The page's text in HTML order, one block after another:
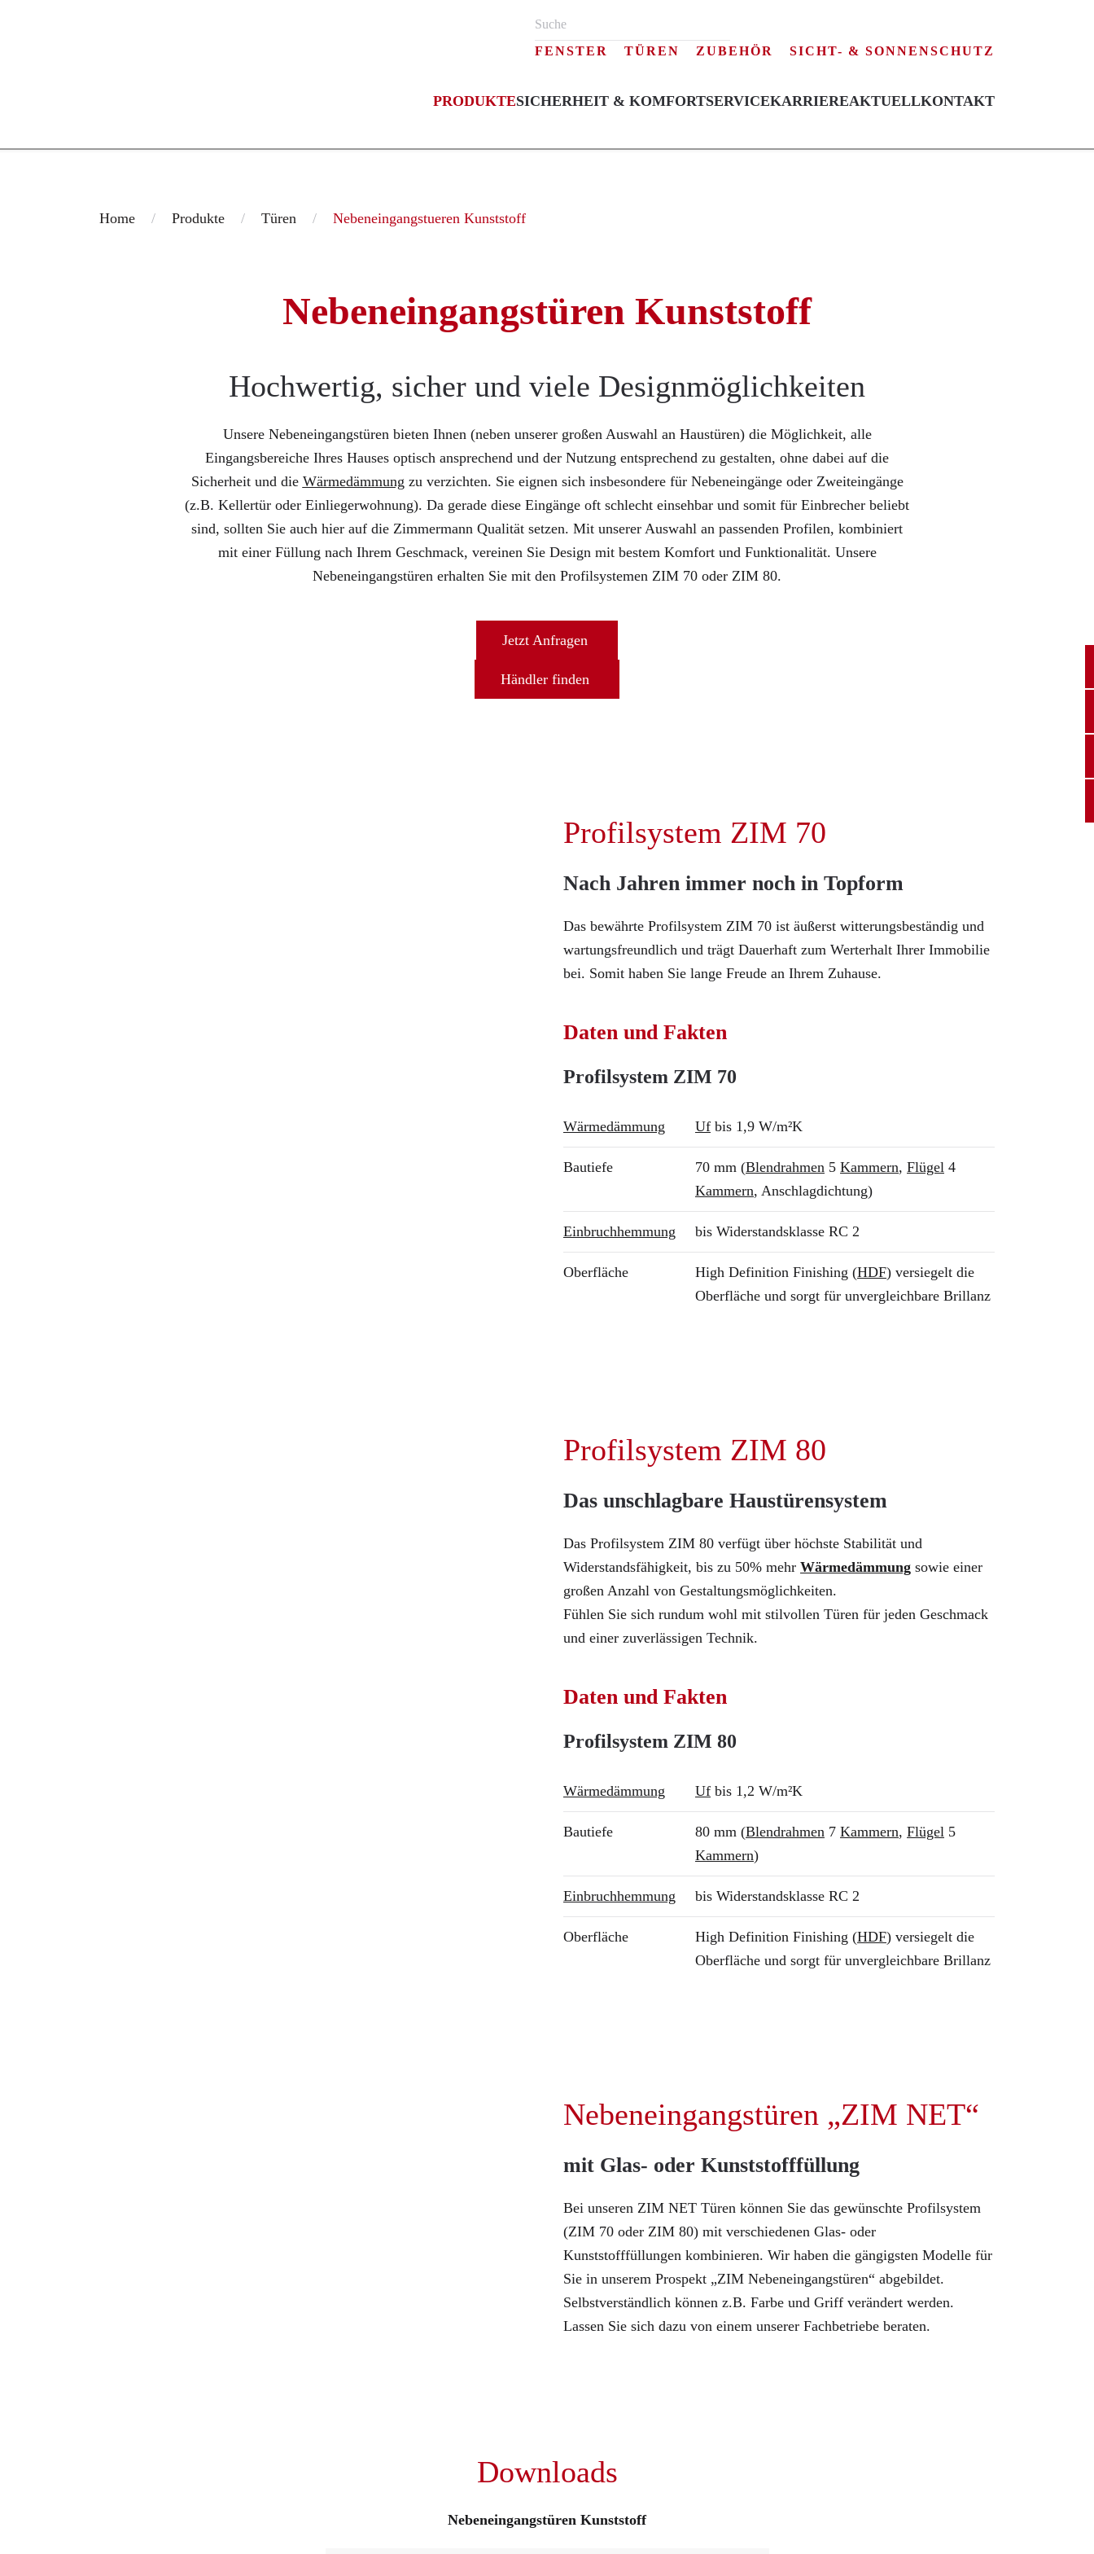
FENSTER TÜREN ZUBEHÖR SICHT- & SONNENSCHUTZ
PRODUKTESICHERHEIT & KOMFORTSERVICEKARRIEREAKTUELLKONTAKT
Home Produkte Türen Nebeneingangstueren Kunststoff
Nebeneingangstüren Kunststoff
Hochwertig, sicher und viele Designmöglichkeiten
Unsere Nebeneingangstüren bieten Ihnen (neben unserer großen Auswahl an Haustüren) die Möglichkeit, alle
Eingangsbereiche Ihres Hauses optisch ansprechend und der Nutzung entsprechend zu gestalten, ohne dabei auf die
Sicherheit und die Wärmedämmung zu verzichten. Sie eignen sich insbesondere für Nebeneingänge oder Zweiteingänge
(z.B. Kellertür oder Einliegerwohnung). Da gerade diese Eingänge oft schlecht einsehbar und somit für Einbrecher beliebt
sind, sollten Sie auch hier auf die Zimmermann Qualität setzen. Mit unserer Auswahl an passenden Profilen, kombiniert
mit einer Füllung nach Ihrem Geschmack, vereinen Sie Design mit bestem Komfort und Funktionalität. Unsere
Nebeneingangstüren erhalten Sie mit den Profilsystemen ZIM 70 oder ZIM 80.
Jetzt Anfragen
Händler finden
Profilsystem ZIM 70
Nach Jahren immer noch in Topform
Das bewährte Profilsystem ZIM 70 ist äußerst witterungsbeständig und
wartungsfreundlich und trägt Dauerhaft zum Werterhalt Ihrer Immobilie
bei. Somit haben Sie lange Freude an Ihrem Zuhause.
Daten und Fakten
Profilsystem ZIM 70
Wärmedämmung Uf bis 1,9 W/m²K
Bautiefe 70 mm (Blendrahmen 5 Kammern, Flügel 4
Kammern, Anschlagdichtung)
Einbruchhemmung bis Widerstandsklasse RC 2
Oberfläche High Definition Finishing (HDF) versiegelt die
Oberfläche und sorgt für unvergleichbare Brillanz
Profilsystem ZIM 80
Das unschlagbare Haustürensystem
Das Profilsystem ZIM 80 verfügt über höchste Stabilität und
Widerstandsfähigkeit, bis zu 50% mehr Wärmedämmung sowie einer
großen Anzahl von Gestaltungsmöglichkeiten.
Fühlen Sie sich rundum wohl mit stilvollen Türen für jeden Geschmack
und einer zuverlässigen Technik.
Daten und Fakten
Profilsystem ZIM 80
Wärmedämmung Uf bis 1,2 W/m²K
Bautiefe 80 mm (Blendrahmen 7 Kammern, Flügel 5
Kammern)
Einbruchhemmung bis Widerstandsklasse RC 2
Oberfläche High Definition Finishing (HDF) versiegelt die
Oberfläche und sorgt für unvergleichbare Brillanz
Nebeneingangstüren „ZIM NET“
mit Glas- oder Kunststofffüllung
Bei unseren ZIM NET Türen können Sie das gewünschte Profilsystem
(ZIM 70 oder ZIM 80) mit verschiedenen Glas- oder
Kunststofffüllungen kombinieren. Wir haben die gängigsten Modelle für
Sie in unserem Prospekt „ZIM Nebeneingangstüren“ abgebildet.
Selbstverständlich können z.B. Farbe und Griff verändert werden.
Lassen Sie sich dazu von einem unserer Fachbetriebe beraten.
Downloads
Nebeneingangstüren Kunststoff